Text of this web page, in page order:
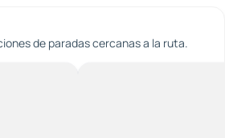
de paradas cercanas a la ruta.